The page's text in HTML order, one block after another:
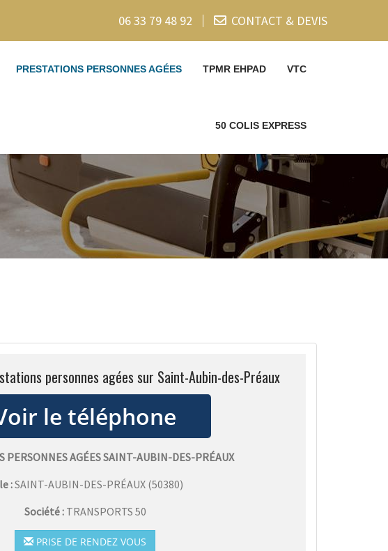
06 33 79 48 92 CONTACT & DEVIS
PRESTATIONS PERSONNES AGÉES TPMR EHPAD VTC
50 COLIS EXPRESS
personnes agées sur Saint-Aubin-des-Préaux
PERSONNES AGÉES SAINT-AUBIN-DES-PRÉAUX
:SAINT-AUBIN-DES-PRÉAUX(50380)
Société : TRANSPORTS 50
PRISE DE RENDEZ VOUS